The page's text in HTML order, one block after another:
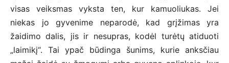
visas veiksmas vyksta ten, kur kamuoliukas. Jei
niekas jo gyvenime neparodė, kad grįžimas yra
žaidimo dalis, jis ir nesupras, kodėl turėtų atiduoti
„laimikį“. Tai ypač būdinga šunims, kurie anksčiau